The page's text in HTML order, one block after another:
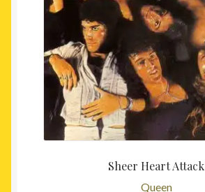
Sheer Heart Attack
Queen